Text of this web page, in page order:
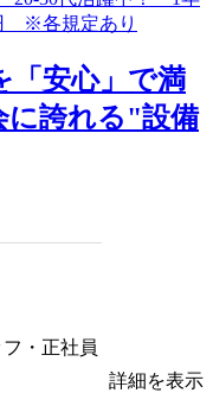
安心」で満
誇れる"設備
・正社員
詳細を表示